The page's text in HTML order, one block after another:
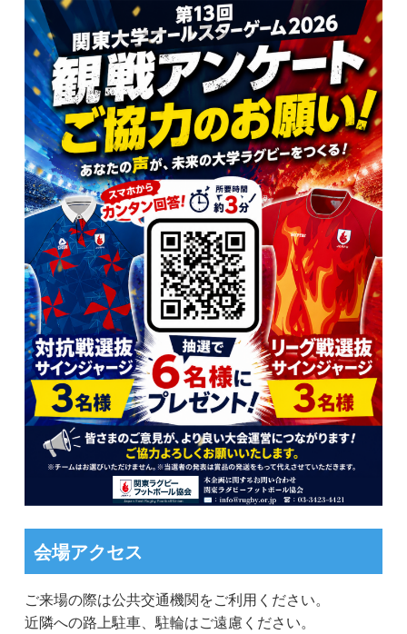
会場アクセス
ご来場の際は公共交通機関をご利用ください。
近隣への路上駐車、駐輪はご遠慮ください。